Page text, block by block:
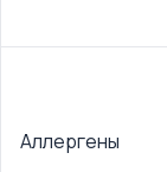
Аллергены